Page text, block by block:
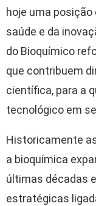
hoje uma
saúde e da
do Bioquímico
que contribuem
científica, para a
tecnológico em
Historicamente
a bioquímica
últimas décadas
estratégicas